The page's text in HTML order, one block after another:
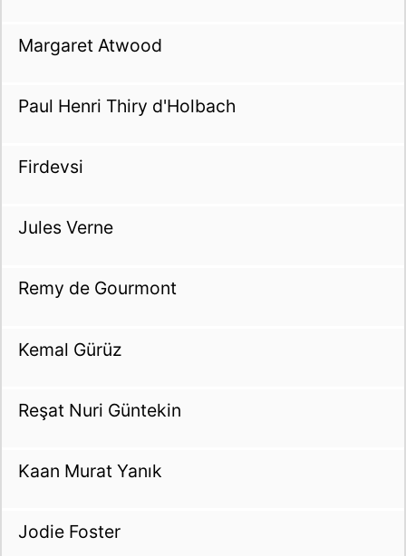
Margaret Atwood
Paul Henri Thiry d'Holbach
Firdevsi
Jules Verne
Remy de Gourmont
Kemal Gürüz
Reşat Nuri Güntekin
Kaan Murat Yanık
Jodie Foster